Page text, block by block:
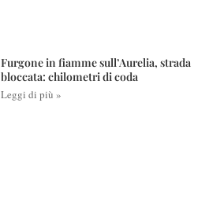
Furgone in fiamme sull’Aurelia, strada
bloccata: chilometri di coda
Leggi di più »